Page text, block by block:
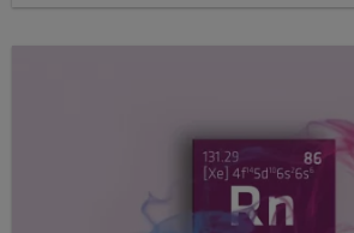
deterioramento e danni.
offre una gamma completa di prodotti
appositamente per impermeabilizzare e
e terrazzi dal rischio di infiltrazioni.